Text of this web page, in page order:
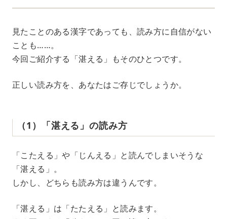
見たことのある漢字であっても、読み方に自信がない
ことも……。
今回ご紹介する「湛える」もそのひとつです。
正しい読み方を、あなたはご存じでしょうか。
（1）「湛える」の読み方
「こたえる」や「じんえる」と読んでしまいそうな
「湛える」。
しかし、どちらも読み方は違うんです。
「湛える」は「たたえる」と読みます。